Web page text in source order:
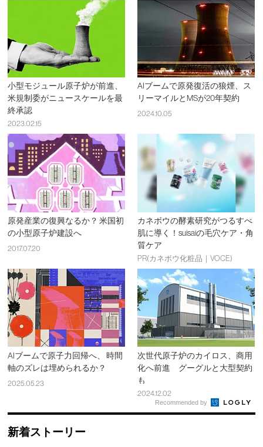
小型モジュール原子炉が前進、
米規制委がニュースケールを最
終承認
2023.02.15
AIブームで原発復活の狼煙、ス
リーマイルとMSが20年契約
2024.10.05
原発産業の復興なるか？ 米国初
の小型原子炉建設へ
2017.07.20
カネボウの酵素研究がつるすべ
肌に導く！suisaiの毛穴ケア・角
質ケア
PR(カネボウ化粧品｜VOCE)
AIブームで原子力回帰へ、 時間
軸のズレは埋められるか？
2025.05.23
次世代原子炉のカイロス、商用
化へ前進 グーグルと大型契約
も
2024.12.02
Recommended by
新着ストーリー